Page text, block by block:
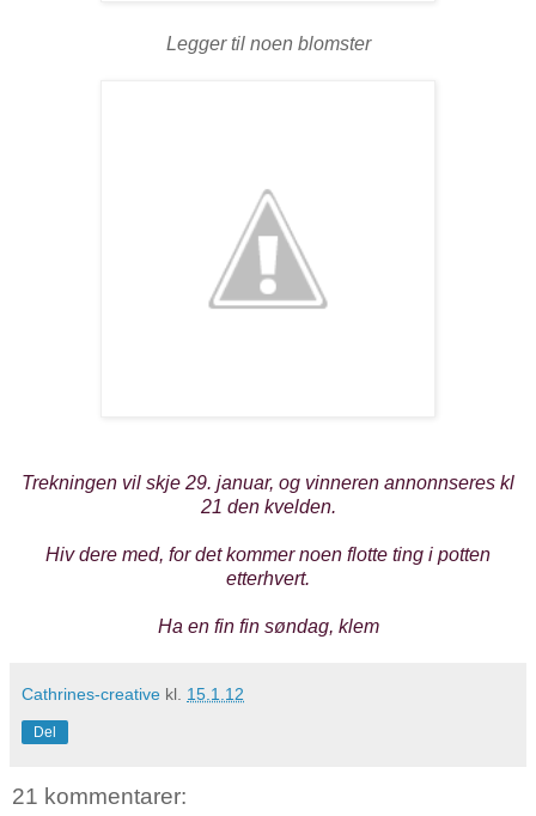
Legger til noen blomster
Trekningen vil skje 29. januar, og vinneren annonnseres kl
21 den kvelden.
Hiv dere med, for det kommer noen flotte ting i potten
etterhvert.
Ha en fin fin søndag, klem
Cathrines-creative kl. 15.1.12
Del
21 kommentarer: